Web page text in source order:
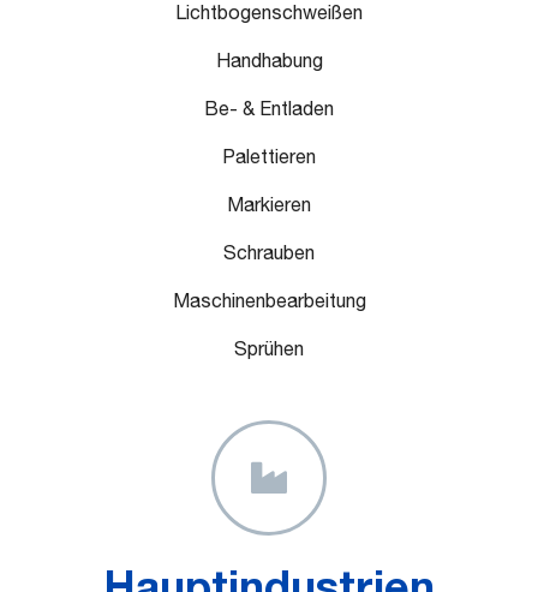
Lichtbogenschweißen
Handhabung
Be- & Entladen
Palettieren
Markieren
Schrauben
Maschinenbearbeitung
Sprühen